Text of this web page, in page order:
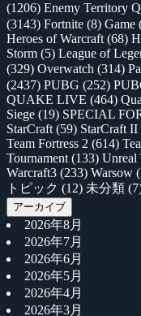
(1206) Enemy Territory
(3143) Fortnite (8) Game
Heroes of Warcraft (68)
Storm (5) League of
(329) Overwatch (314)
(2437) PUBG (252)
QUAKE LIVE (464)
Siege (19) SPECIAL
StarCraft (59) StarCraft II
Team Fortress 2 (614)
Tournament (133) Unreal
Warcraft3 (233) Warsow
トピック (12) 未分類
アーカイブ
2026年8月
2026年7月
2026年6月
2026年5月
2026年4月
2026年3月